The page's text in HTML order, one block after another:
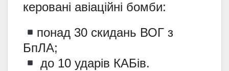
керовані авіаційні бомби:
понад 30 скидань ВОГ з
БпЛА;
до 10 ударів КАБів.